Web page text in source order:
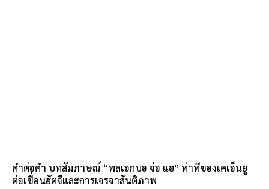
คำต่อคำ บทสัมภาษณ์ “พลเอกบอ จ่อ แฮ” ท่าทีของเคเอ็นยู
ต่อเขื่อนฮัตจีและการเจรจาสันติภาพ